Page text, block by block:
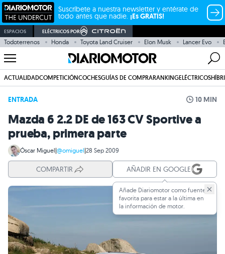
Suscríbete a nuestra newsletter y entérate de
todo antes que nadie. ¡Es GRATIS!
ESPACIOS ELÉCTRICOS POR
Todoterrenos Honda Toyota Land Cruiser Elon Musk Lancer Evo
ACTUALIDADCOMPETICIÓNCOCHESGUÍAS DE COMPRARANKINGELÉCTRICOS
ENTRADA 10 MIN
Mazda 6 2.2 DE de 163 CV Sportive a
prueba, primera parte
Óscar Miguel|@omiguel|28 Sep 2009
COMPARTIR AÑADIR EN GOOGLE
Añade Diariomotor como fuente
favorita para estar a la última en
la información de motor.